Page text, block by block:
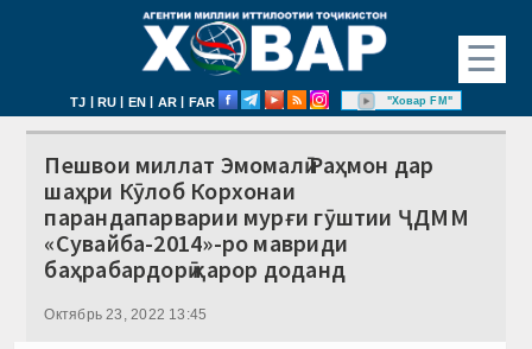
☰
TJ | RU | EN | AR | FAR "Ховар FM"
Пешвои миллат Эмомалӣ Раҳмон дар
шаҳри Кӯлоб Корхонаи
парандапарварии мурғи гӯштии ҶДММ
«Сувайба-2014»-ро мавриди
баҳрабардорӣ қарор доданд
Октябрь 23, 2022 13:45